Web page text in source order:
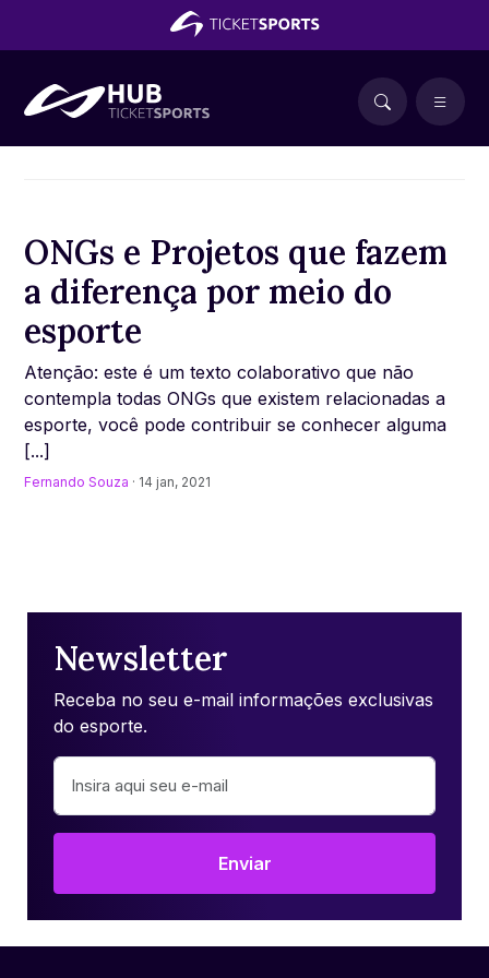
ONGs e Projetos que fazem
a diferença por meio do
esporte
Atenção: este é um texto colaborativo que não
contempla todas ONGs que existem relacionadas a
esporte, você pode contribuir se conhecer alguma
[...]
Fernando Souza · 14 jan, 2021
Newsletter
Receba no seu e-mail informações exclusivas
do esporte.
Enviar